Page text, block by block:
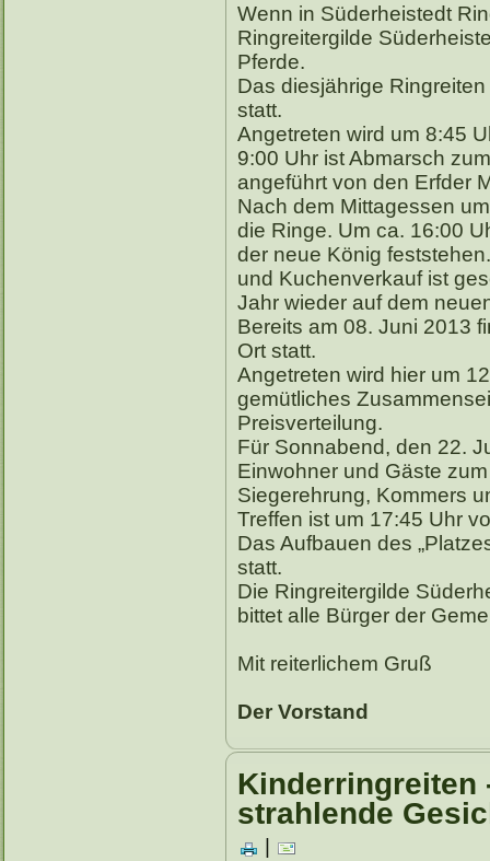
Wenn in Süderheistedt
Ringreitergilde
Pferde.
Das diesjährige
statt.
Angetreten wird um 8:45
9:00 Uhr ist Abmarsch
angeführt von den Erfder
Nach dem Mittagessen
die Ringe. Um ca. 16:00
der neue König
und Kuchenverkauf ist
Jahr wieder auf dem
Bereits am 08. Juni 2013
Ort statt.
Angetreten wird hier um
gemütliches
Preisverteilung.
Für Sonnabend, den 22.
Einwohner und Gäste
Siegerehrung, Kommers
Treffen ist um 17:45 Uhr
Das Aufbauen des
statt.
Die Ringreitergilde
bittet alle Bürger der
Mit reiterlichem Gruß
Der Vorstand
Kinderringreiten
strahlende
|